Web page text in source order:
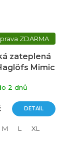
ZDARMA
zateplená
Mimic
2 dnů
DETAIL
M L XL